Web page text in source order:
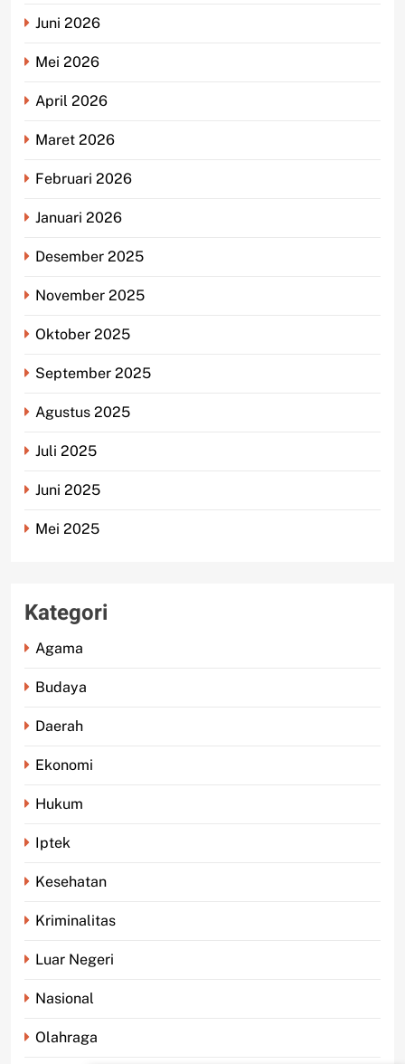
Juni 2026
Mei 2026
April 2026
Maret 2026
Februari 2026
Januari 2026
Desember 2025
November 2025
Oktober 2025
September 2025
Agustus 2025
Juli 2025
Juni 2025
Mei 2025
Kategori
Agama
Budaya
Daerah
Ekonomi
Hukum
Iptek
Kesehatan
Kriminalitas
Luar Negeri
Nasional
Olahraga